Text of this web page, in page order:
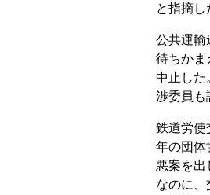
と指摘し
公共運輸
待ちかま
中止した
渉委員も
鉄道労使
年の団体
悪案を出
なのに、